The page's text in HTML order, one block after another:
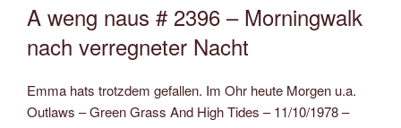
A weng naus # 2396 – Morningwalk
nach verregneter Nacht
Emma hats trotzdem gefallen. Im Ohr heute Morgen u.a.
Outlaws – Green Grass And High Tides – 11/10/1978 –